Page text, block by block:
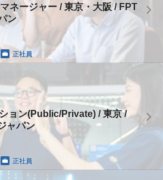
ネージャー / 東京・大阪 / FPT
ン
正社員
ョン(Public/Private) / 東京 /
ャパン
正社員